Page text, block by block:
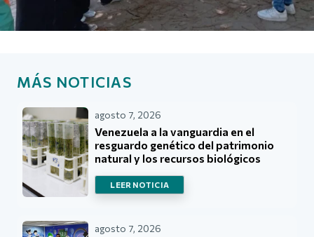
MÁS NOTICIAS
agosto 7, 2026
Venezuela a la vanguardia en el
resguardo genético del patrimonio
natural y los recursos biológicos
LEER NOTICIA
agosto 7, 2026